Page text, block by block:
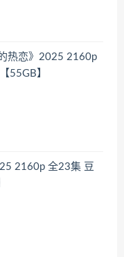
热恋》2025 2160p
55GB】
2160p 全23集 豆